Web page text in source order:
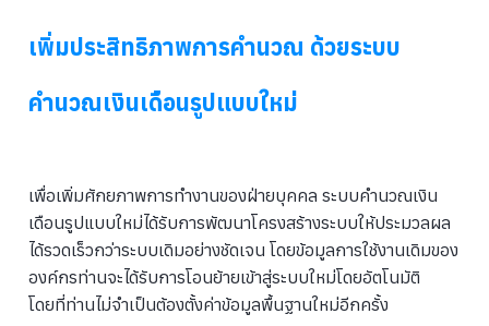
เพิ่มประสิทธิภาพการคำนวณ ด้วยระบบ
คำนวณเงินเดือนรูปแบบใหม่
เพื่อเพิ่มศักยภาพการทำงานของฝ่ายบุคคล ระบบคำนวณเงิน
เดือนรูปแบบใหม่ได้รับการพัฒนาโครงสร้างระบบให้ประมวลผล
ได้รวดเร็วกว่าระบบเดิมอย่างชัดเจน โดยข้อมูลการใช้งานเดิมของ
องค์กรท่านจะได้รับการโอนย้ายเข้าสู่ระบบใหม่โดยอัตโนมัติ
โดยที่ท่านไม่จำเป็นต้องตั้งค่าข้อมูลพื้นฐานใหม่อีกครั้ง